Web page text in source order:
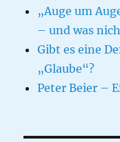
„Auge um
– und was
Gibt es eine
„Glaube“?
Peter Beier –